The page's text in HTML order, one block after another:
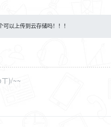
可以上传到云存储吗！！！
)/~~